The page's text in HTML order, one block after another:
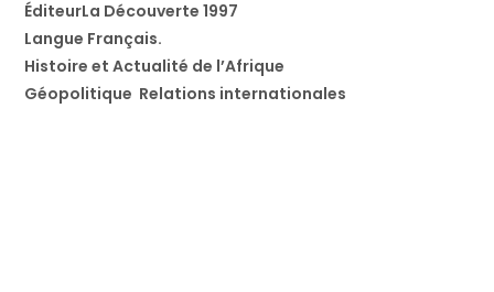
Éditeur‎La Découverte 1997
Langue‎ Français.
Histoire et Actualité de l’Afrique
Géopolitique Relations internationales